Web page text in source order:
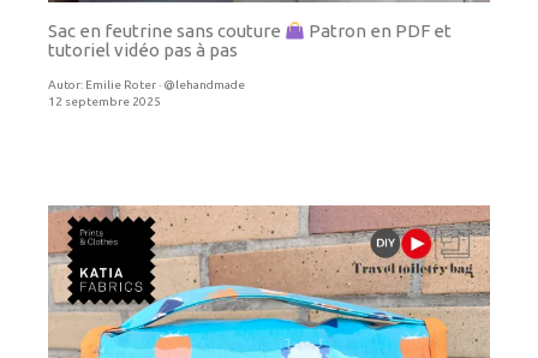
Sac en feutrine sans couture
Patron en PDF et
tutoriel vidéo pas à pas
Autor: Emilie Roter · @lehandmade
12 septembre 2025